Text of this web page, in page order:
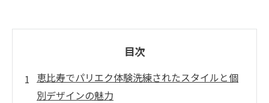
目次
恵比寿でパリエク体験洗練されたスタイルと個
別デザインの魅力